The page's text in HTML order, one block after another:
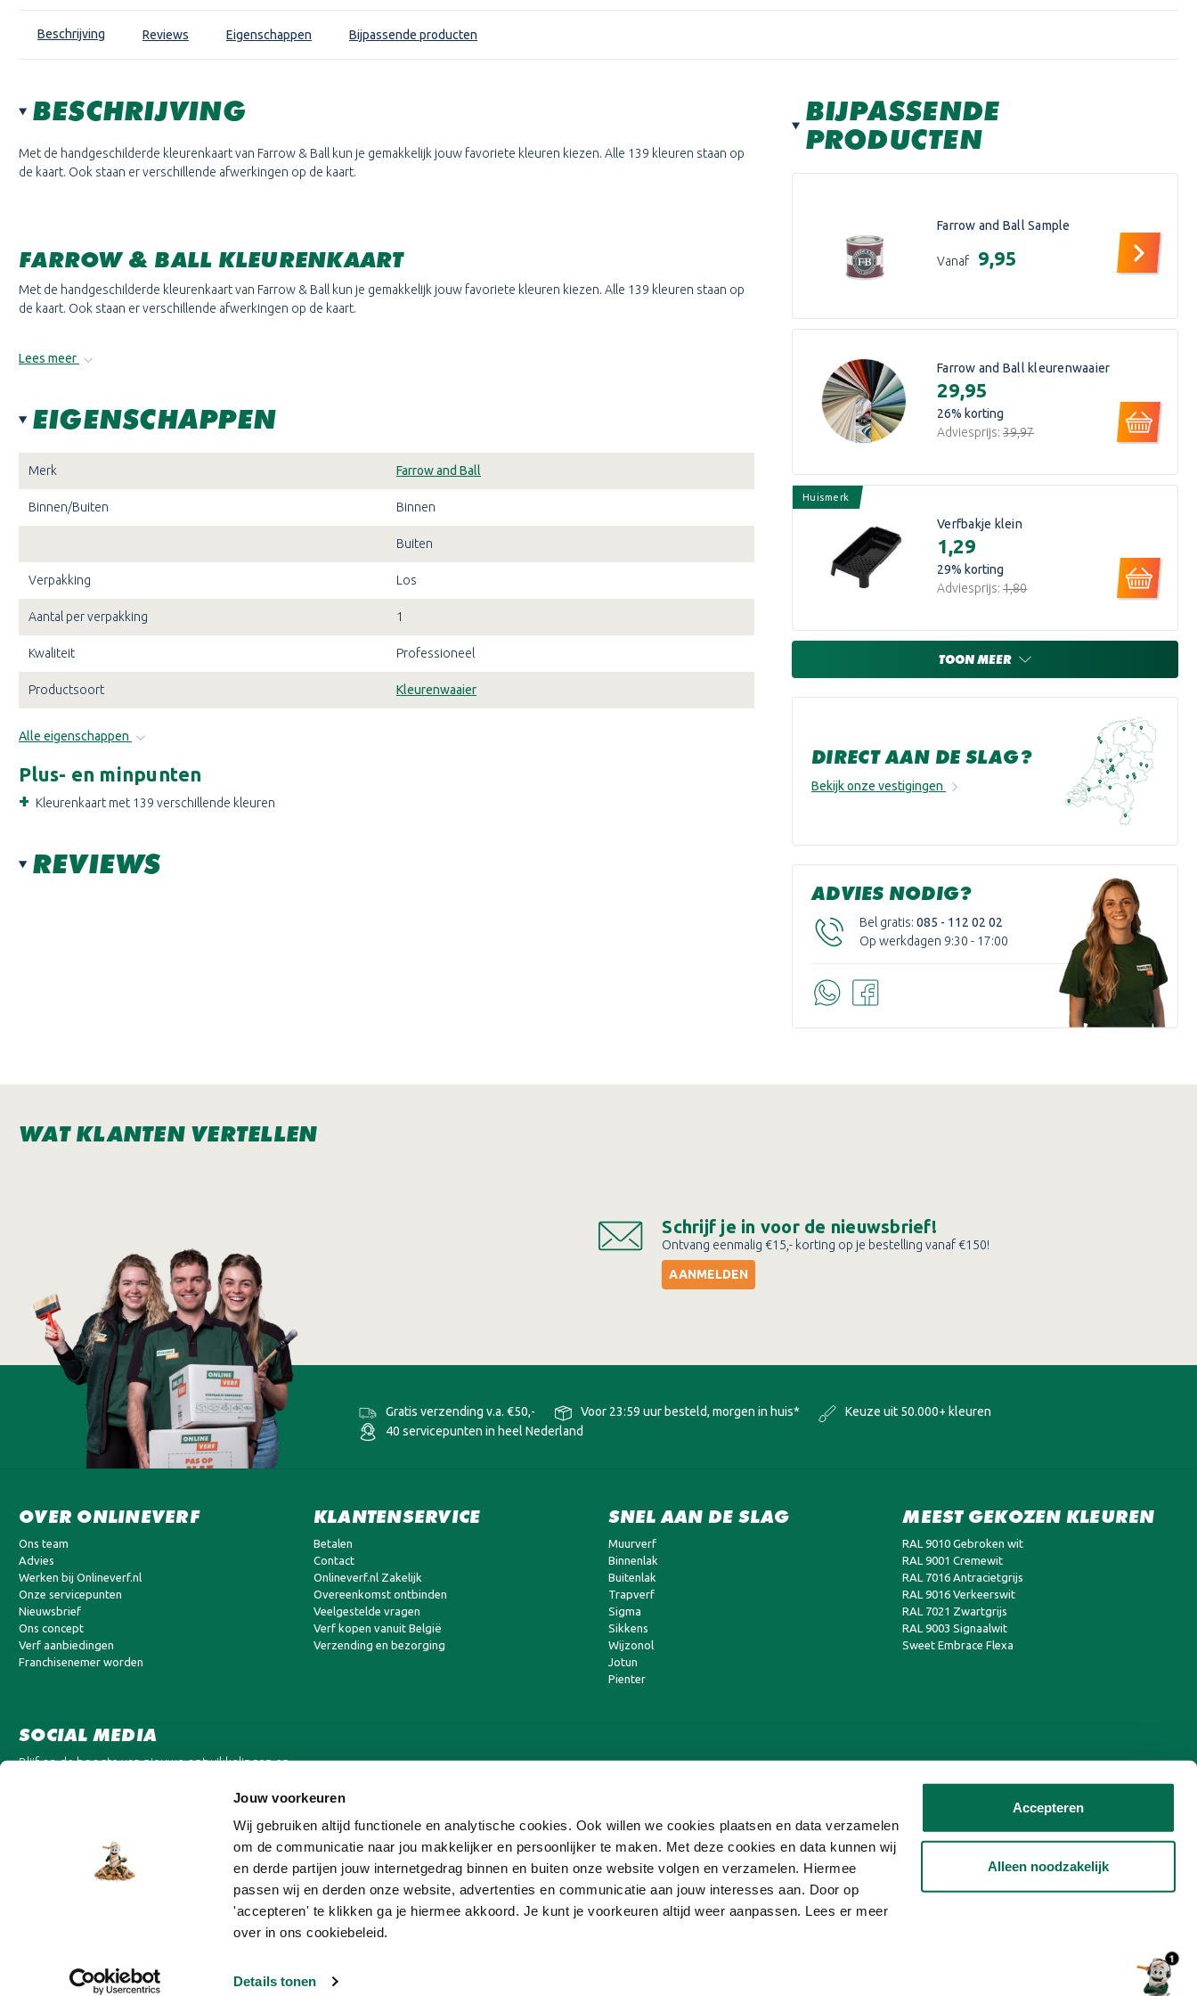
Jouw voorkeuren
Wij gebruiken altijd functionele en analytische cookies. Ook willen we cookies plaatsen en data verzamelen
om de communicatie naar jou makkelijker en persoonlijker te maken. Met deze cookies en data kunnen wij
en derde partijen jouw internetgedrag binnen en buiten onze website volgen en verzamelen. Hiermee
passen wij en derden onze website, advertenties en communicatie aan jouw interesses aan. Door op
'accepteren' te klikken ga je hiermee akkoord. Je kunt je voorkeuren altijd weer aanpassen. Lees er meer
over in ons cookiebeleid.
Details tonen
Accepteren
Alleen noodzakelijk
Beschrijving Reviews Eigenschappen Bijpassende producten
BESCHRIJVING
Met de handgeschilderde kleurenkaart van Farrow & Ball kun je gemakkelijk jouw favoriete kleuren kiezen. Alle 139 kleuren staan op
de kaart. Ook staan er verschillende afwerkingen op de kaart.
FARROW & BALL KLEURENKAART
Met de handgeschilderde kleurenkaart van Farrow & Ball kun je gemakkelijk jouw favoriete kleuren kiezen. Alle 139 kleuren staan op
de kaart. Ook staan er verschillende afwerkingen op de kaart.
Lees meer
EIGENSCHAPPEN
Merk Farrow and Ball
Binnen/Buiten Binnen
Buiten
Verpakking Los
Aantal per verpakking 1
Kwaliteit Professioneel
Productsoort Kleurenwaaier
Alle eigenschappen
Plus- en minpunten
Kleurenkaart met 139 verschillende kleuren
REVIEWS
BIJPASSENDE
PRODUCTEN
Farrow and Ball Sample
Vanaf €9,95
Farrow and Ball kleurenwaaier
€29,95
26% korting
Adviesprijs: €39,97
Huismerk
Verfbakje klein
€1,29
29% korting
Adviesprijs: €1,80
TOON MEER
DIRECT AAN DE SLAG?
Bekijk onze vestigingen
ADVIES NODIG?
Bel gratis: 085 - 112 02 02
Op werkdagen 9:30 - 17:00
WAT KLANTEN VERTELLEN
Schrijf je in voor de nieuwsbrief!
Ontvang eenmalig €15,- korting op je bestelling vanaf €150!
AANMELDEN
Gratis verzending v.a. €50,- Voor 23:59 uur besteld, morgen in huis*
Keuze uit 50.000+ kleuren
40 servicepunten in heel Nederland
OVER ONLINEVERF
Ons team
Advies
Werken bij Onlineverf.nl
Onze servicepunten
Nieuwsbrief
Ons concept
Verf aanbiedingen
Franchisenemer worden
KLANTENSERVICE
Betalen
Contact
Onlineverf.nl Zakelijk
Overeenkomst ontbinden
Veelgestelde vragen
Verf kopen vanuit België
Verzending en bezorging
SNEL AAN DE SLAG
Muurverf
Binnenlak
Buitenlak
Trapverf
Sigma
Sikkens
Wijzonol
Jotun
Pienter
MEEST GEKOZEN KLEUREN
RAL 9010 Gebroken wit
RAL 9001 Cremewit
RAL 7016 Antracietgrijs
RAL 9016 Verkeerswit
RAL 7021 Zwartgrijs
RAL 9003 Signaalwit
Sweet Embrace Flexa
SOCIAL MEDIA
Blijf op de hoogte van nieuwe ontwikkelingen en
1